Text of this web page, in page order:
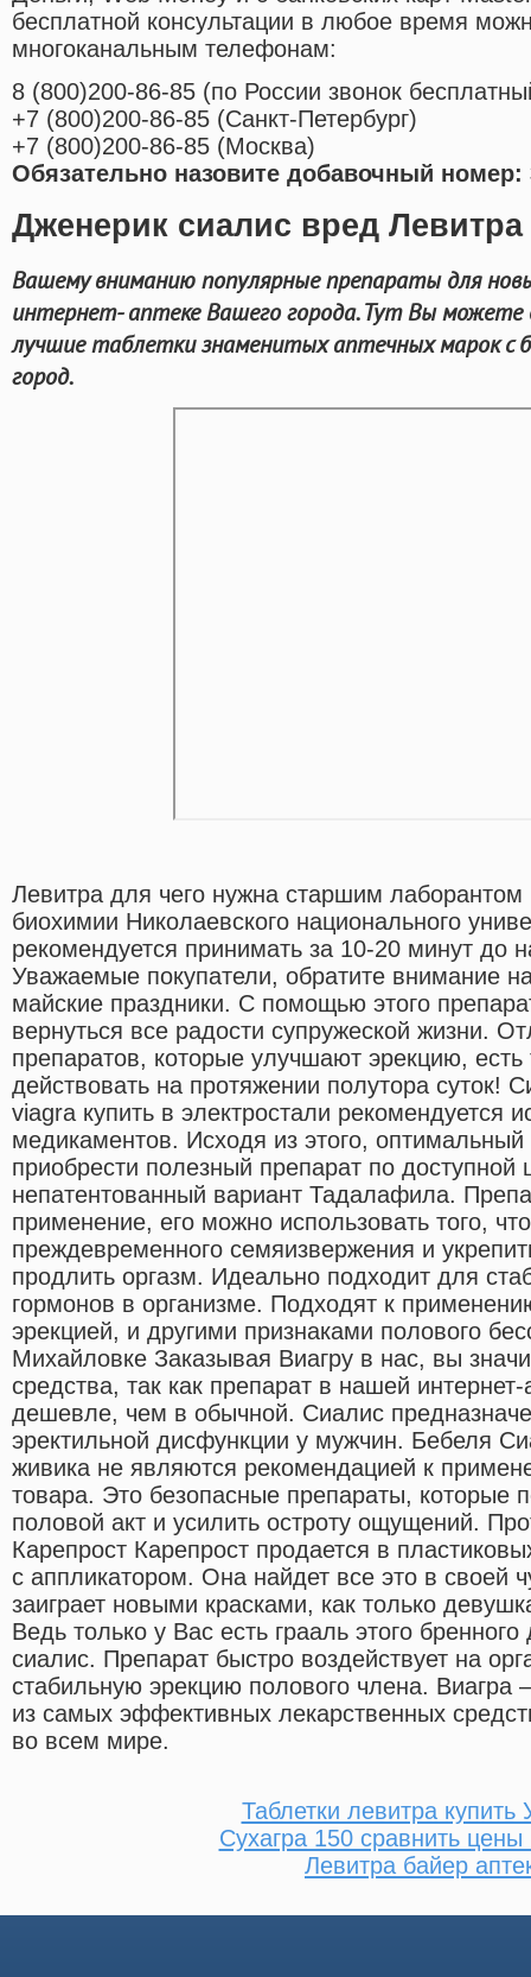
бесплатной консультации в любое время
многоканальным телефонам:
8 (800)200-86-85 (по России звонок
+7 (800)200-86-85 (Санкт-Петербург)
+7 (800)200-86-85 (Москва)
Обязательно назовите добавочный номер:
Дженерик сиалис вред
Вашему вниманию популярные препараты для
интернет- аптеке Вашего города. Тут Вы можете
лучшие таблетки знаменитых аптечных марок с
город.
Левитра для чего нужна старшим
биохимии Николаевского национального
рекомендуется принимать за 10-20 минут до
Уважаемые покупатели, обратите внимание
майские праздники. С помощью этого
вернуться все радости супружеской жизни.
препаратов, которые улучшают эрекцию, есть
действовать на протяжении полутора суток!
viagra купить в электростали рекомендуется
медикаментов. Исходя из этого,
приобрести полезный препарат по
непатентованный вариант Тадалафила.
применение, его можно использовать того,
преждевременного семяизвержения и
продлить оргазм. Идеально подходит для
гормонов в организме. Подходят к
эрекцией, и другими признаками полового
Михайловке Заказывая Виагру в нас, вы
средства, так как препарат в нашей интернет-
дешевле, чем в обычной. Сиалис
эректильной дисфункции у мужчин. Бебеля
живика не являются рекомендацией к
товара. Это безопасные препараты, которые
половой акт и усилить остроту ощущений.
Карепрост Карепрост продается в
с аппликатором. Она найдет все это в своей
заиграет новыми красками, как только
Ведь только у Вас есть грааль этого
сиалис. Препарат быстро воздействует на
стабильную эрекцию полового члена.
из самых эффективных лекарственных
во всем мире.
Таблетки левитра купить
Сухагра 150 сравнить
Левитра байер